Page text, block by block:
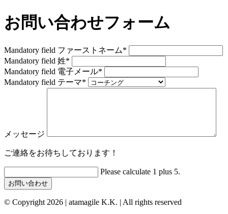
お問い合わせフォーム
Mandatory field ファーストネーム*
Mandatory field 姓*
Mandatory field 電子メール*
Mandatory field テーマ*
メッセージ
ご連絡をお待ちしております！
Please calculate 1 plus 5.
お問い合わせ
© Copyright 2026 | atamagile K.K. | All rights reserved